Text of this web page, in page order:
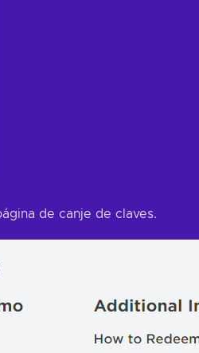
de canje de claves.